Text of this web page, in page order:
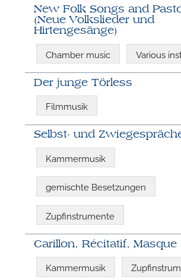
New Folk Songs and
(Neue Volkslieder und
Hirtengesänge)
Chamber music Various
Der junge Törless
Filmmusik
Selbst- und
Kammermusik
gemischte Besetzungen
Zupfinstrumente
Carillon, Récitatif, Masque
Kammermusik